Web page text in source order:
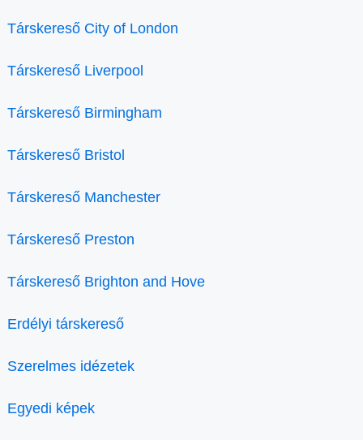
Társkereső City of London
Társkereső Liverpool
Társkereső Birmingham
Társkereső Bristol
Társkereső Manchester
Társkereső Preston
Társkereső Brighton and Hove
Erdélyi társkereső
Szerelmes idézetek
Egyedi képek